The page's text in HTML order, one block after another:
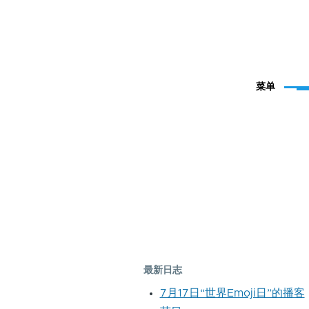
菜单
最新日志
7月17日“世界Emoji日”的播客